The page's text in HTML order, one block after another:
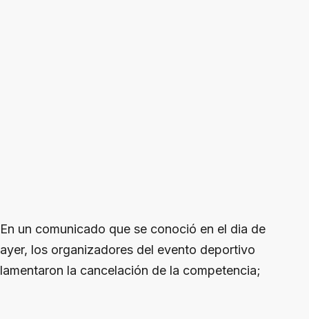
En un comunicado que se conoció en el dia de
ayer, los organizadores del evento deportivo
lamentaron la cancelación de la competencia;